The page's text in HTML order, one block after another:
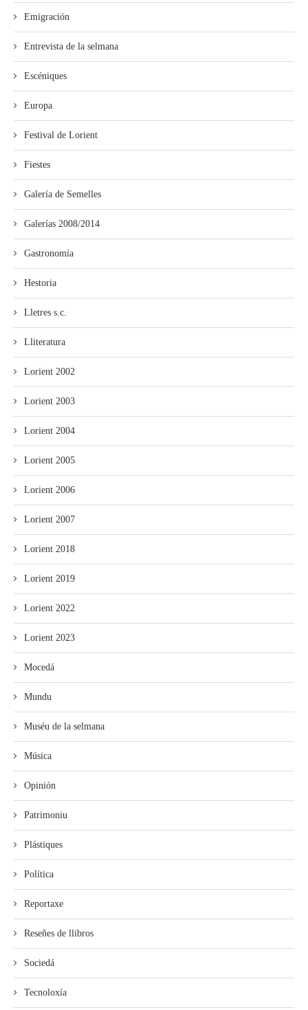
Emigración
Entrevista de la selmana
Escéniques
Europa
Festival de Lorient
Fiestes
Galería de Semelles
Galerías 2008/2014
Gastronomía
Hestoria
Lletres s.c.
Lliteratura
Lorient 2002
Lorient 2003
Lorient 2004
Lorient 2005
Lorient 2006
Lorient 2007
Lorient 2018
Lorient 2019
Lorient 2022
Lorient 2023
Mocedá
Mundu
Muséu de la selmana
Música
Opinión
Patrimoniu
Plástiques
Política
Reportaxe
Reseñes de llibros
Sociedá
Tecnoloxía